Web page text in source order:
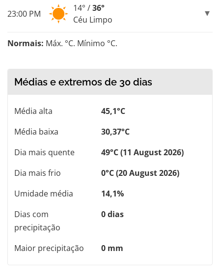
23:00 PM
14° /36°
Céu Limpo
Normais: Máx. °C. Mínimo °C.
Médias e extremos de 30 dias
Média alta
45,1°C
Média baixa
30,37°C
Dia mais quente
49°C (11 August 2026)
Dia mais frio
0°C (20 August 2026)
Umidade média
14,1%
Dias com
precipitação
0 dias
Maior precipitação 0 mm